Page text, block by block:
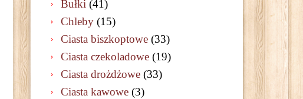
Bułki (41)
Chleby (15)
Ciasta biszkoptowe (33)
Ciasta czekoladowe (19)
Ciasta drożdżowe (33)
Ciasta kawowe (3)